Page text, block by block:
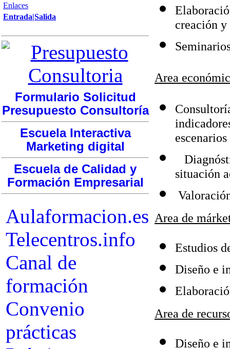
Enlaces
Entrada|Salida
Formulario Solicitud
Presupuesto Consultoría
Escuela Interactiva
Marketing digital
Escuela de Calidad y
Formación Empresarial
Aulaformacion.es
Telecentros.info
Canal de
formación
Convenio
prácticas
creación y
Area
situación
Area de
Estudios
Diseño e
Area de
Diseño e